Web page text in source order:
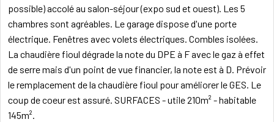
possible) accolé au salon-séjour (expo sud et ouest). Les 5
chambres sont agréables. Le garage dispose d'une porte
électrique. Fenêtres avec volets électriques. Combles isolées.
La chaudière fioul dégrade la note du DPE à F avec le gaz à effet
de serre mais d'un point de vue financier, la note est à D. Prévoir
le remplacement de la chaudière fioul pour améliorer le GES. Le
coup de coeur est assuré. SURFACES - utile 210m² - habitable
145m².